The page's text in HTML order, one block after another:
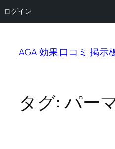
ログイン
AGA 効果 口コミ 掲示
タグ: パー